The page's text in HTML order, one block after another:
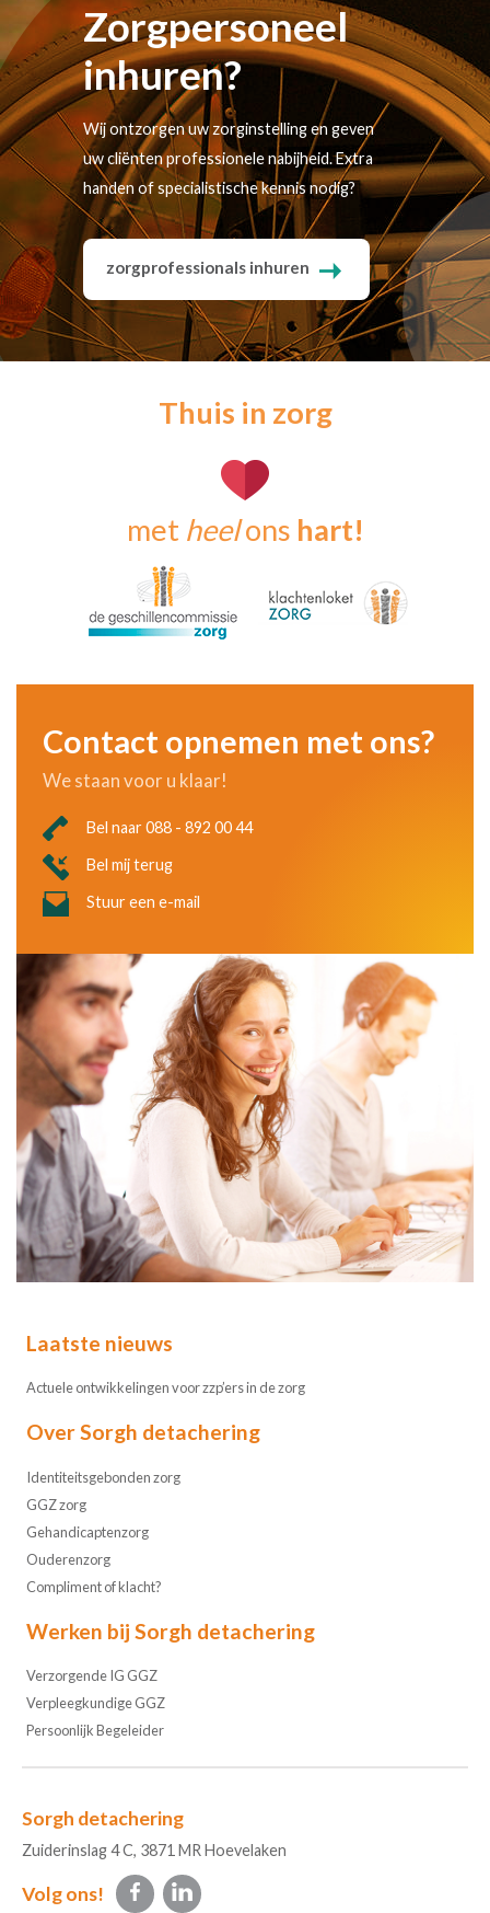
Zorgpersoneel
inhuren?
Wij ontzorgen uw zorginstelling en geven
uw cliënten professionele nabijheid. Extra
handen of specialistische kennis nodig?
zorgprofessionals inhuren
Thuis in zorg
met heelons hart!
Contact opnemen met ons?
We staan voor u klaar!
Bel naar 088 - 892 00 44
Bel mij terug
Stuur een e-mail
Laatste nieuws
Actuele ontwikkelingen voor zzp’ers in de zorg
Over Sorgh detachering
Identiteitsgebonden zorg
GGZ zorg
Gehandicaptenzorg
Ouderenzorg
Compliment of klacht?
Werken bij Sorgh detachering
Verzorgende IG GGZ
Verpleegkundige GGZ
Persoonlijk Begeleider
Sorgh detachering
Zuiderinslag 4 C, 3871 MR Hoevelaken
Volg ons!